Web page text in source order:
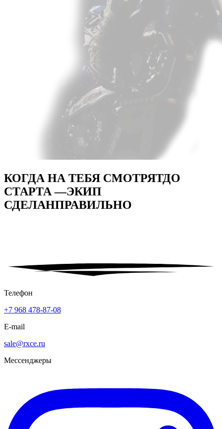
КОГДА НА ТЕБЯ СМОТРЯТДО
СТАРТА —ЭКИП
СДЕЛАНПРАВИЛЬНО
Телефон
+7 968 478-87-08
E-mail
sale@rxce.ru
Мессенджеры